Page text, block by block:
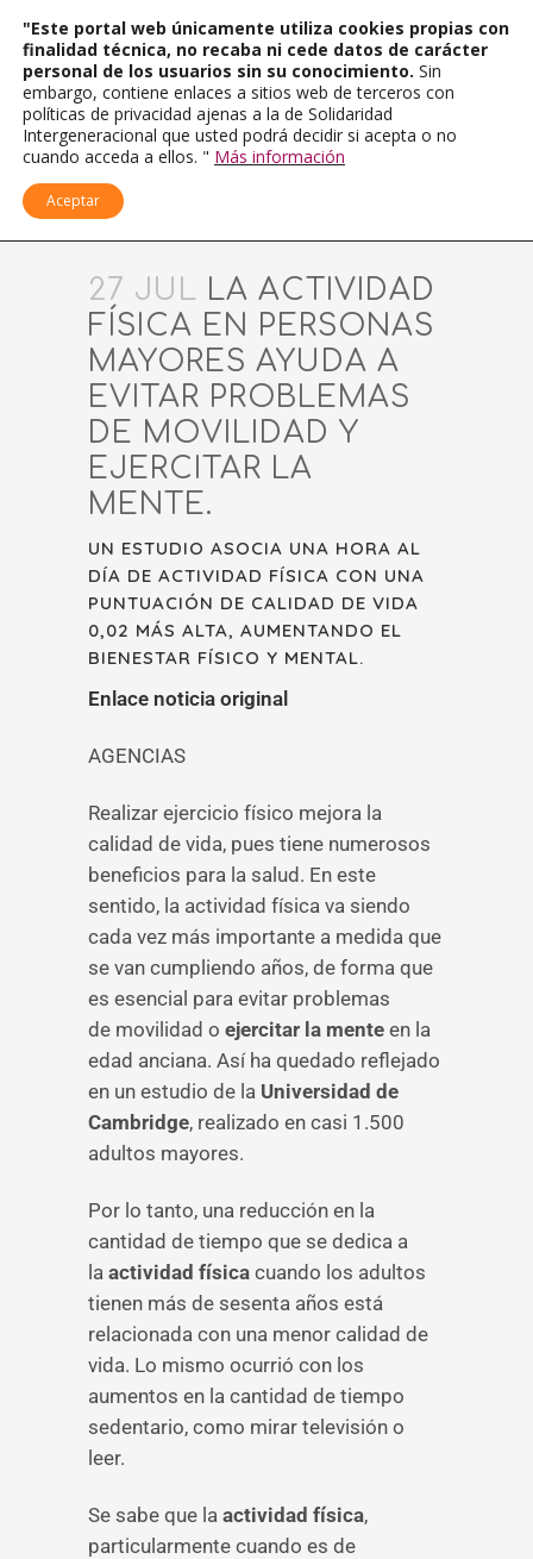
27 JUL LA ACTIVIDAD
FÍSICA EN PERSONAS
MAYORES AYUDA A
EVITAR PROBLEMAS
DE MOVILIDAD Y
EJERCITAR LA
MENTE.
UN ESTUDIO ASOCIA UNA HORA AL
DÍA DE ACTIVIDAD FÍSICA CON UNA
PUNTUACIÓN DE CALIDAD DE VIDA
0,02 MÁS ALTA, AUMENTANDO EL
BIENESTAR FÍSICO Y MENTAL.
Enlace noticia original
AGENCIAS
Realizar ejercicio físico mejora la
calidad de vida, pues tiene numerosos
beneficios para la salud. En este
sentido, la actividad física va siendo
cada vez más importante a medida que
se van cumpliendo años, de forma que
es esencial para evitar problemas
de movilidad o ejercitar la mente en la
edad anciana. Así ha quedado reflejado
en un estudio de la Universidad de
Cambridge, realizado en casi 1.500
adultos mayores.
Por lo tanto, una reducción en la
cantidad de tiempo que se dedica a
la actividad física cuando los adultos
tienen más de sesenta años está
relacionada con una menor calidad de
vida. Lo mismo ocurrió con los
aumentos en la cantidad de tiempo
sedentario, como mirar televisión o
leer.
Se sabe que la actividad física,
particularmente cuando es de
"Este portal web únicamente utiliza cookies propias con
finalidad técnica, no recaba ni cede datos de carácter
personal de los usuarios sin su conocimiento. Sin
embargo, contiene enlaces a sitios web de terceros con
políticas de privacidad ajenas a la de Solidaridad
Intergeneracional que usted podrá decidir si acepta o no
cuando acceda a ellos. " Más información
Aceptar